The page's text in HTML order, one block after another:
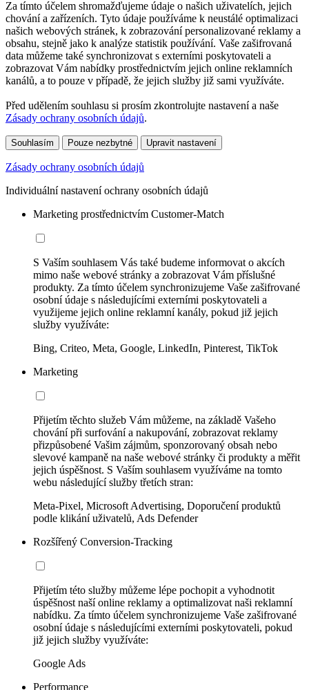
Za tímto účelem shromažďujeme údaje o našich uživatelích, jejich
chování a zařízeních. Tyto údaje používáme k neustálé optimalizaci
našich webových stránek, k zobrazování personalizované reklamy a
obsahu, stejně jako k analýze statistik používání. Vaše zašifrovaná
data můžeme také synchronizovat s externími poskytovateli a
zobrazovat Vám nabídky prostřednictvím jejich online reklamních
kanálů, a to pouze v případě, že jejich služby již sami využíváte.
Před udělením souhlasu si prosím zkontrolujte nastavení a naše
Zásady ochrany osobních údajů.
Souhlasím Pouze nezbytné Upravit nastavení
Zásady ochrany osobních údajů
Individuální nastavení ochrany osobních údajů
Marketing prostřednictvím Customer-Match
S Vaším souhlasem Vás také budeme informovat o akcích
mimo naše webové stránky a zobrazovat Vám příslušné
produkty. Za tímto účelem synchronizujeme Vaše zašifrované
osobní údaje s následujícími externími poskytovateli a
využijeme jejich online reklamní kanály, pokud již jejich
služby využíváte:
Bing, Criteo, Meta, Google, LinkedIn, Pinterest, TikTok
Marketing
Přijetím těchto služeb Vám můžeme, na základě Vašeho
chování při surfování a nakupování, zobrazovat reklamy
přizpůsobené Vašim zájmům, sponzorovaný obsah nebo
slevové kampaně na naše webové stránky či produkty a měřit
jejich úspěšnost. S Vaším souhlasem využíváme na tomto
webu následující služby třetích stran:
Meta-Pixel, Microsoft Advertising, Doporučení produktů
podle klikání uživatelů, Ads Defender
Rozšířený Conversion-Tracking
Přijetím této služby můžeme lépe pochopit a vyhodnotit
úspěšnost naší online reklamy a optimalizovat naši reklamní
nabídku. Za tímto účelem synchronizujeme Vaše zašifrované
osobní údaje s následujícími externími poskytovateli, pokud
již jejich služby využíváte:
Google Ads
Performance